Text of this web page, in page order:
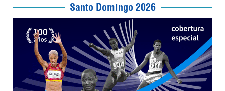
Santo Domingo 2026